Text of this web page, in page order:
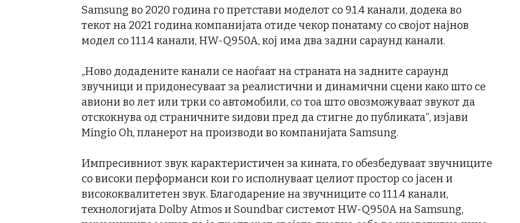
Samsung во 2020 година го претстави моделот со 9.1.4 канали, додека во
текот на 2021 година компанијата отиде чекор понатаму со својот најнов
модел со 11.1.4 канали, HW-Q950A, кој има два задни сараунд канали.
„Ново додадените канали се наоѓаат на страната на задните сараунд
звучници и придонесуваат за реалистични и динамични сцени како што се
авиони во лет или трки со автомобили, со тоа што овозможуваат звукот да
отскокнува од страничните ѕидови пред да стигне до публиката“, изјави
Mingio Oh, планерот на производи во компанијата Samsung.
Импресивниот звук карактеристичен за кината, го обезбедуваат звучниците
со високи перформанси кои го исполнуваат целиот простор со јасен и
висококвалитетен звук. Благодарение на звучниците со 11.1.4 канали,
технологијата Dolby Atmos и Soundbar системот HW-Q950A на Samsung,